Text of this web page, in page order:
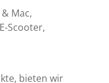
Mac,
Scooter,
bieten wir